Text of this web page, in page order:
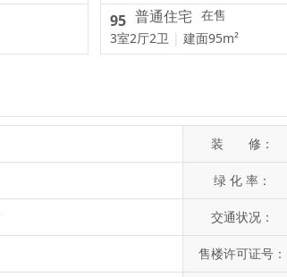
95 普通住宅 在售
3室2厅2卫 | 建面95m²
装 修：
绿 化 率：
交通状况：
售楼许可证号：